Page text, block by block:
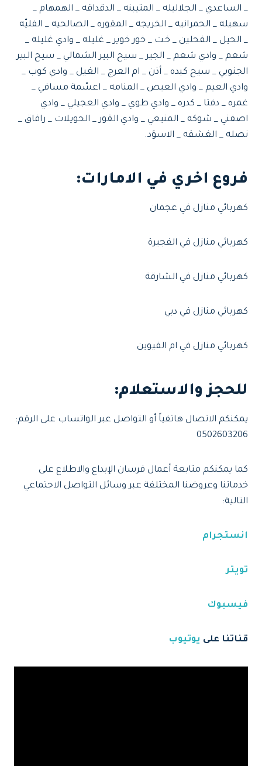
_ الساعدي _ الجلاليله _ المتيبنه _ الدقداقه _ الهمهام _
سهيله _ الحمرانيه _ الخريجه _ المقوره _ الصالحيه _ الفليّه
_ الحيل _ الفحلين _ خـت _ خور خوير _ غليله _ وادي غليله _
شعم _ وادي شعم _ الجير _ سيح البير الشمالي _ سيح البير
الجنوبي _ سيح كبده _ أذن _ ام العرج _ الغيل _ وادي كوب _
وادي العيم _ وادي العيص _ المنامه _ اعسّمة مسافي _
غمره _ دفتا _ كدره _ وادي طوي _ وادي العجيلي _ وادي
اصفني _ شوكه _ المنيعي _ وادي القور _ الحويلات _ رافاق _
نصله _ الغشقه _ الاسوَد.
فروع اخري في الامارات:
كهربائي منازل في عجمان
كهربائي منازل في الفجيرة
كهربائي منازل في الشارقة
كهربائي منازل في دبي
كهربائي منازل في ام القيوين
للحجز والاستعلام:
يمكنكم الاتصال هاتفياً أو التواصل عبر الواتساب على الرقم:
0502603206
كما يمكنكم متابعة أعمال فرسان الإبداع والاطلاع على
خدماتنا وعروضنا المختلفة عبر وسائل التواصل الاجتماعي
التالية:
انستجرام
تويتر
فيسبوك
قناتنا على يوتيوب